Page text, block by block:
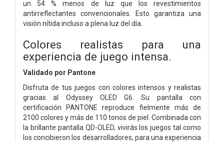
un 54 % menos de luz que los revestimientos
antirreflectantes convencionales. Esto garantiza una
visión nítida incluso a plena luz del día.
Colores realistas para una
experiencia de juego intensa.
Validado por Pantone
Disfruta de tus juegos con colores intensos y realistas
gracias al Odyssey OLED G6. Su pantalla con
certificación PANTONE reproduce fielmente más de
2100 colores y más de 110 tonos de piel. Combinada con
la brillante pantalla QD-OLED, vivirás los juegos tal como
los concibieron los desarrolladores, para una experiencia